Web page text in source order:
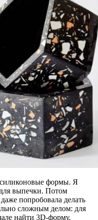
формы. Я
выпечки. Потом
попробовала делать
сложным делом: для
найти 3D-форму,